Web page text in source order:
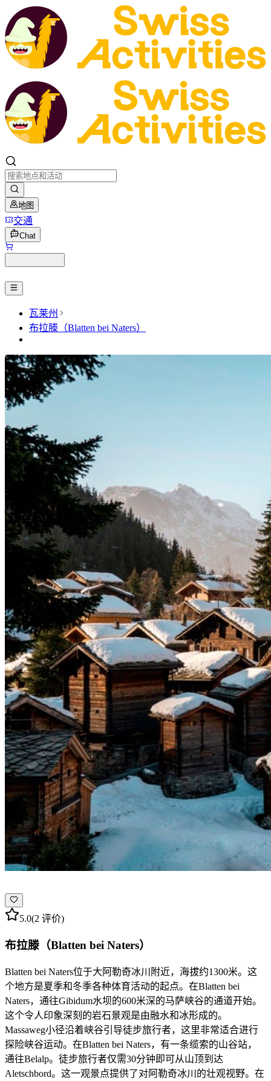
地图
交通
Chat
瓦莱州
布拉滕（Blatten bei Naters）
5.0(2 评价)
布拉滕（Blatten bei Naters）
Blatten bei Naters位于大阿勒奇冰川附近，海拔约1300米。这
个地方是夏季和冬季各种体育活动的起点。在Blatten bei
Naters，通往Gibidum水坝的600米深的马萨峡谷的通道开始。
这个令人印象深刻的岩石景观是由融水和冰形成的。
Massaweg小径沿着峡谷引导徒步旅行者，这里非常适合进行
探险峡谷运动。在Blatten bei Naters，有一条缆索的山谷站，
通往Belalp。徒步旅行者仅需30分钟即可从山顶到达
Aletschbord。这一观景点提供了对阿勒奇冰川的壮观视野。在